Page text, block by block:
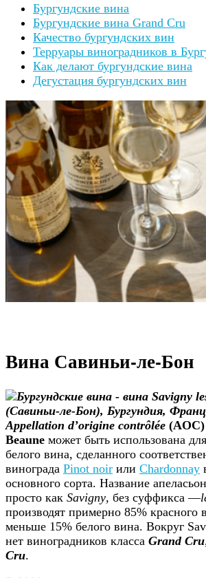
Бургундские вина
Бургундские вина Grand Cru
Качество бургундских вин
Терруары виноградников в
Как делают бургундские вина
Дегустация бургундских вин
Вина Савиньи-ле-Бон
Appellation d’origine contrôlée (AOC)
Beaune может быть использована
белого вина, сделанного
винограда Pinot noir или Chardonnay
основного сорта. Название
просто как Savigny, без суффикса —
производят примерно 85% красного
меньше 15% белого вина. Вокруг
нет виноградников класса Grand Cru
Cru.